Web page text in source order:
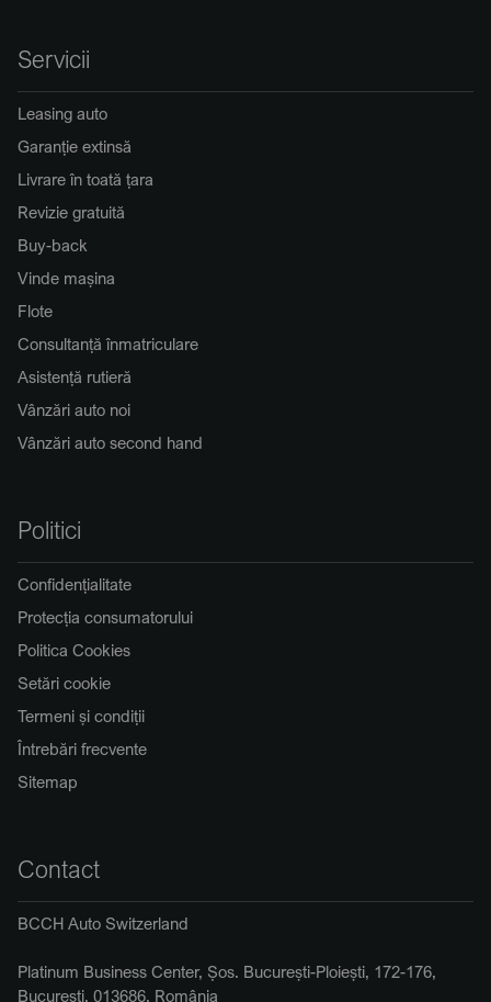
Servicii
Leasing auto
Garanție extinsă
Livrare în toată țara
Revizie gratuită
Buy-back
Vinde mașina
Flote
Consultanță înmatriculare
Asistență rutieră
Vânzări auto noi
Vânzări auto second hand
Politici
Confidențialitate
Protecția consumatorului
Politica Cookies
Setări cookie
Termeni și condiții
Întrebări frecvente
Sitemap
Contact
BCCH Auto Switzerland
Platinum Business Center, Șos. București-Ploiești, 172-176,
București, 013686, România